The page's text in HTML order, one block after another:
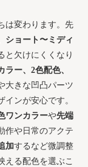
は変わります。先
ショート〜ミディ
と欠けにくくなり
ラー、2色配色、
大きな凹凸パーツ
ンが安心です。
ワンカラーや先端
作や日常のアクテ
加するなど微調整
える配色を選ぶこ